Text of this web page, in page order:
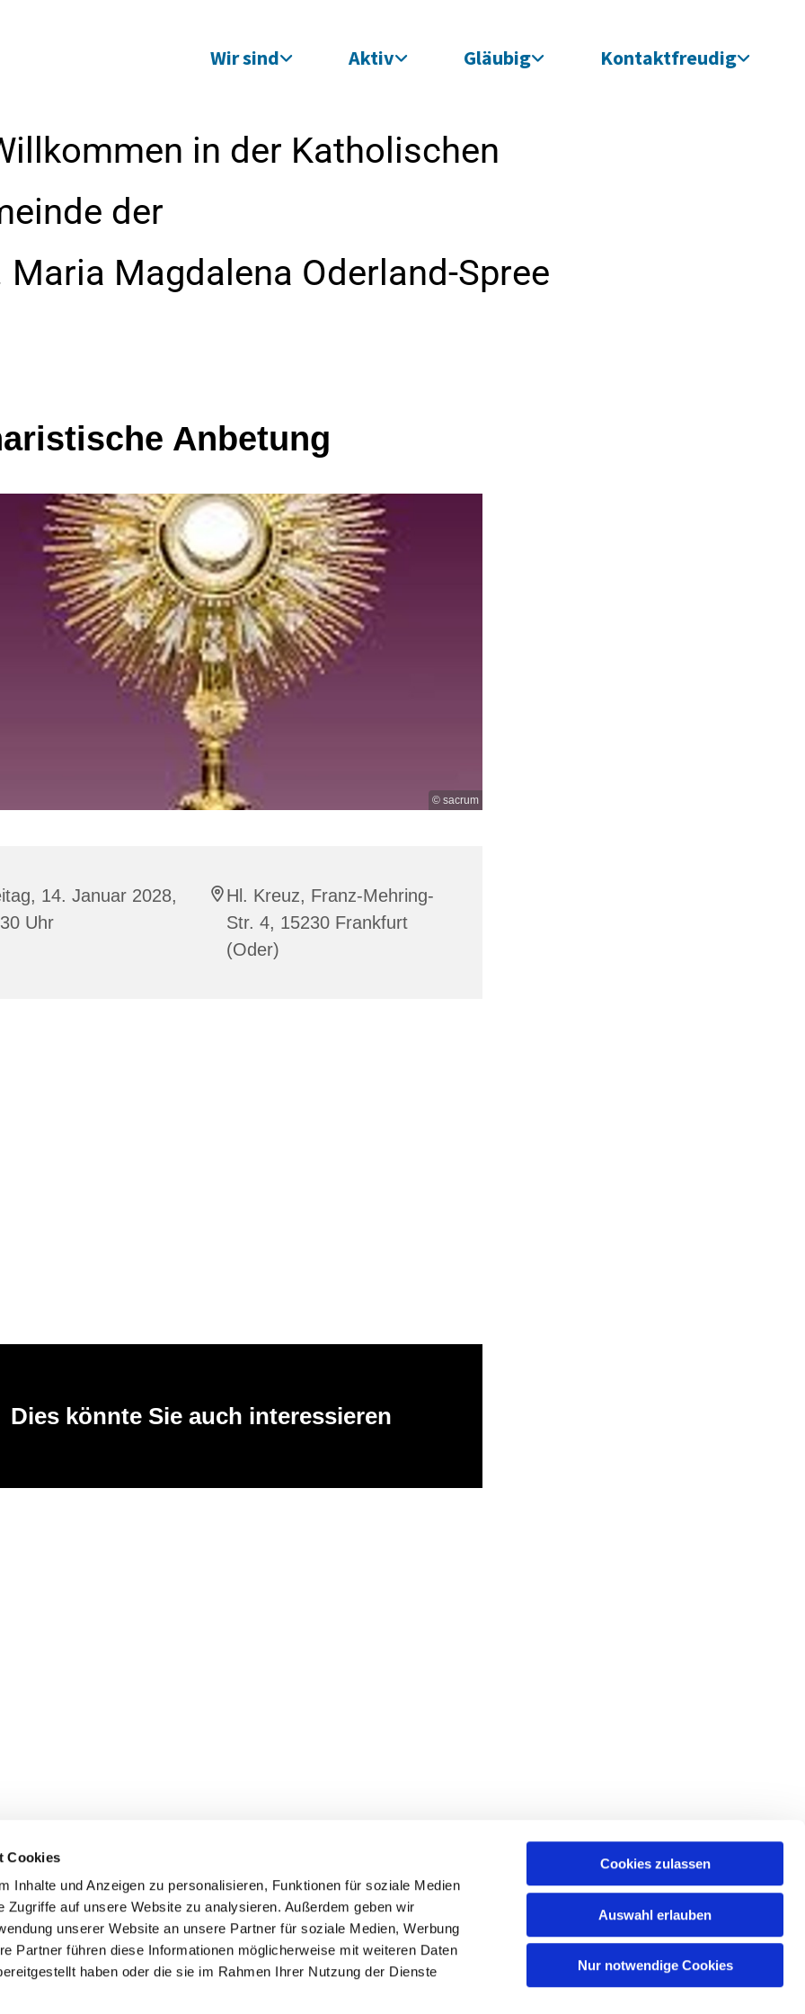
Cookies
Inhalte und Anzeigen zu personalisieren, Funktionen für soziale Medien
Zugriffe auf unsere Website zu analysieren. Außerdem geben wir
unserer Website an unsere Partner für soziale Medien, Werbung
Partner führen diese Informationen möglicherweise mit weiteren Daten
haben oder die sie im Rahmen Ihrer Nutzung der Dienste
Cookies zulassen
Auswahl erlauben
Nur notwendige Cookies
Wir sind Aktiv Gläubig Kontaktfreudig
in der Katholischen
der
Magdalena Oderland-Spree
Anbetung
© sacrum
14. Januar 2028,
Uhr
Hl. Kreuz, Franz-Mehring-
Str. 4, 15230 Frankfurt
(Oder)
Dies könnte Sie auch interessieren
St. Maria Magdalena Oderland-Spree